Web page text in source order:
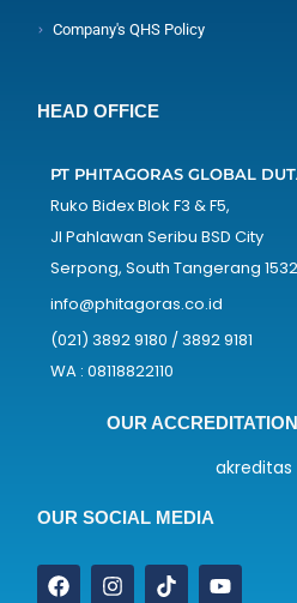
Company's QHS Policy
HEAD OFFICE
PT PHITAGORAS GLOBAL
Ruko Bidex Blok F3 & F5,
Jl Pahlawan Seribu BSD City
Serpong, South Tangerang
info@phitagoras.co.id
(021) 3892 9180 / 3892 9181
WA : 08118822110
OUR
OUR SOCIAL MEDIA